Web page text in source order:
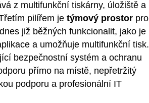
z multifunkční tiskárny, úložiště a
pilířem je týmový prostor pro
již běžných funkcionalit, jako je
a umožňuje multifunkční tisk.
bezpečnostní systém a ochranu
přímo na místě, nepřetržitý
podporu a profesionální IT